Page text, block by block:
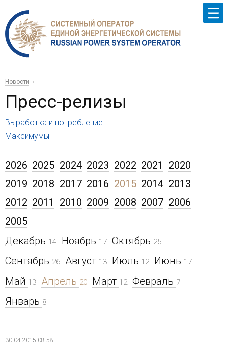
Новости
Пресс-релизы
Выработка и потребление
Максимумы
2026 2025 2024 2023 2022 2021
2020
2019 2018 2017 2016 2015
Декабрь 14 Ноябрь 17 Октябрь 25
Сентябрь 26 Август 13 Июль 12 Июнь 17
Май 13 Апрель 20 Март 12 Февраль 7
Январь 8
2014 2013
2012 2011 2010 2009 2008 2007 2006
2005
30.04.2015 08:58